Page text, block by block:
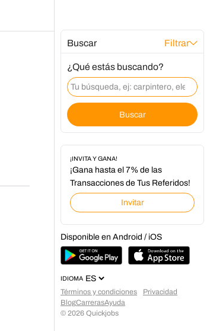
Buscar Filtrar
¿Qué estás buscando?
Buscar
¡INVITA Y GANA!
¡Gana hasta el 7% de las
Transacciones de Tus Referidos!
Invitar
Disponible en Android / iOS
IDIOMA
Términos y condiciones
Privacidad
BlogCarrerasAyuda
© 2026 Quickjobs